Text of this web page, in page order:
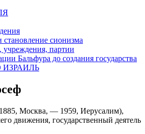
становление сионизма
учреждения, партии
Бальфура до создания государства
ИЗРАИЛЬ
Москва, — 1959, Иерусалим),
движения, государственный деятель